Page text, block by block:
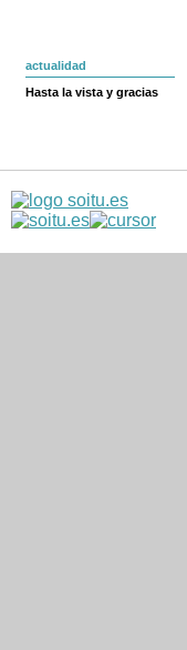
actualidad
Hasta la vista y gracias